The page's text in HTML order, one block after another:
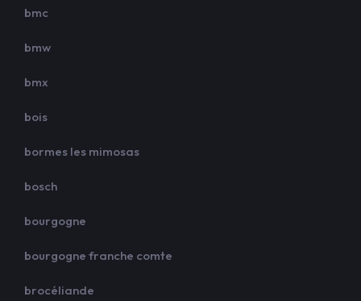
bmc
bmw
bmx
bois
bormes les mimosas
bosch
bourgogne
bourgogne franche comte
brocéliande